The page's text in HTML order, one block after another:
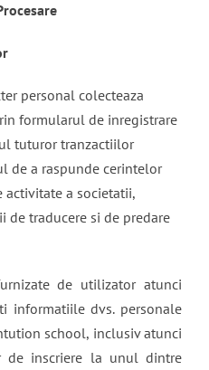
personal colecteaza
formularul de inregistrare
tuturor tranzactiilor
de a raspunde cerintelor
a societatii,
de traducere si de predare
de utilizator atunci
informatiile dvs. personale
school, inclusiv atunci
de inscriere la unul dintre